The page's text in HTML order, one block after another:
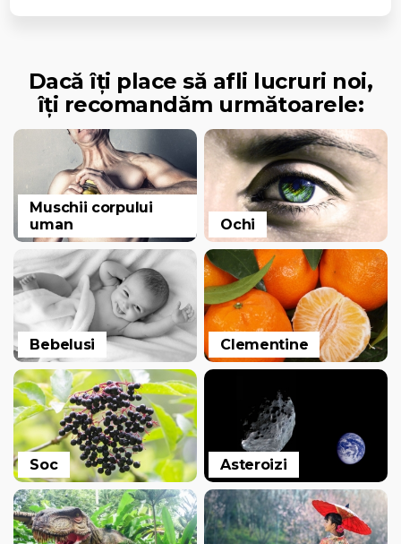
Dacă îți place să afli lucruri noi,
îți recomandăm următoarele:
Muschii corpului
uman
Ochi
Bebelusi Clementine
Soc Asteroizi